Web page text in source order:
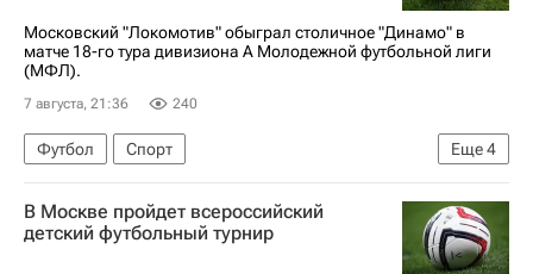
Московский "Локомотив" обыграл столичное "Динамо" в
матче 18-го тура дивизиона А Молодежной футбольной лиги
(МФЛ).
7 августа, 21:36 240
Еще4
Футбол
Спорт
Концерн ПВО "Алмаз-Антей"
Динамо Москва
Локомотив (Москва)
Нижний Новгород
В Москве пройдет всероссийский
детский футбольный турнир